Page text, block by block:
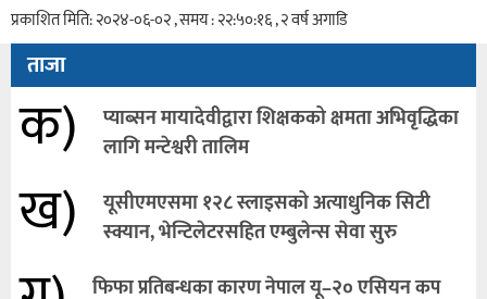
प्रकाशित मिति: २०२४-०६-०२ , समय : २२:५०:१६ , २ वर्ष अगाडि
ताजा
क)
प्याब्सन मायादेवीद्वारा शिक्षकको क्षमता अभिवृद्धिका
लागि मन्टेश्वरी तालिम
ख)
यूसीएमएसमा १२८ स्लाइसको अत्याधुनिक सिटी
स्क्यान, भेन्टिलेटरसहित एम्बुलेन्स सेवा सुरु
फिफा प्रतिबन्धका कारण नेपाल यू–२० एसियन कप